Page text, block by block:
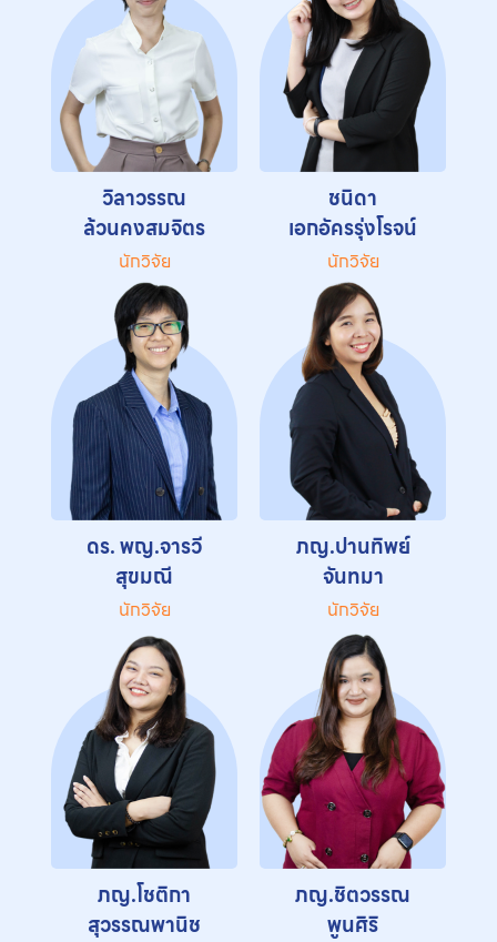
วิลาวรรณ
ล้วนคงสมจิตร
นักวิจัย
ชนิดา
เอกอัครรุ่งโรจน์
นักวิจัย
ดร. พญ.จารวี
สุขมณี
นักวิจัย
ภญ.ปานทิพย์
จันทมา
นักวิจัย
ภญ.โชติกา
สุวรรณพานิช
ภญ.ชิตวรรณ
พูนศิริ